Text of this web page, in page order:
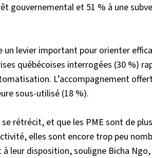
gouvernemental et 51 % à une
un levier important pour orienter
québécoises interrogées (30 %)
L’accompagnement
sous-utilisé (18 %).
rétrécit, et que les PME sont de
elles sont encore trop peu
leur disposition, souligne Bicha